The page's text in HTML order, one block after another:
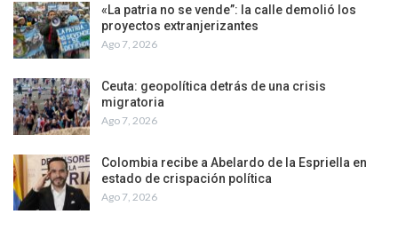
«La patria no se vende”: la calle demolió los
proyectos extranjerizantes
Ago 7, 2026
Ceuta: geopolítica detrás de una crisis
migratoria
Ago 7, 2026
Colombia recibe a Abelardo de la Espriella en
estado de crispación política
Ago 7, 2026